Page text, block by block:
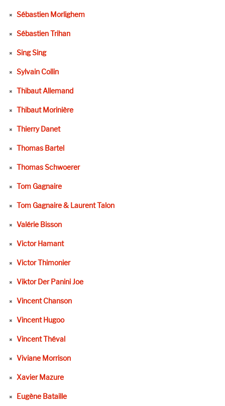
Sébastien Morlighem
Sébastien Trihan
Sing Sing
Sylvain Collin
Thibaut Allemand
Thibaut Morinière
Thierry Danet
Thomas Bartel
Thomas Schwoerer
Tom Gagnaire
Tom Gagnaire & Laurent Talon
Valérie Bisson
Victor Hamant
Victor Thimonier
Viktor Der Panini Joe
Vincent Chanson
Vincent Hugoo
Vincent Théval
Viviane Morrison
Xavier Mazure
Eugène Bataille